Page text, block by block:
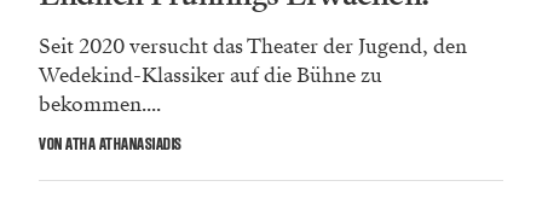
Seit 2020 versucht das Theater der Jugend, den
Wedekind-­Klassiker auf die Bühne zu
bekommen....
VON ATHA ATHANASIADIS